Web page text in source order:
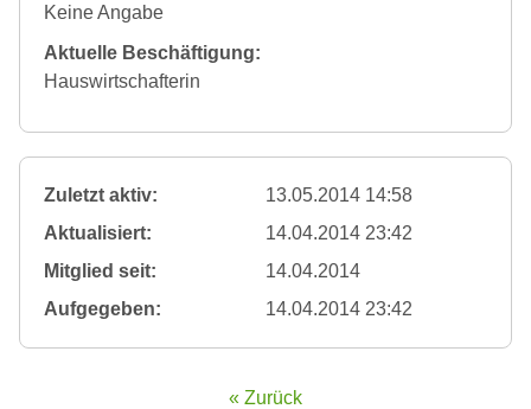
Keine Angabe
Aktuelle Beschäftigung:
Hauswirtschafterin
Zuletzt aktiv:
13.05.2014 14:58
Aktualisiert:
14.04.2014 23:42
Mitglied seit:
14.04.2014
Aufgegeben:
14.04.2014 23:42
« Zurück